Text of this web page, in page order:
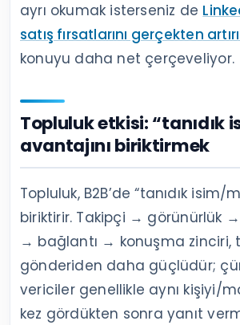
ayrı okumak isterseniz de
satış fırsatlarını gerçekten
konuyu daha net çerçeveliyor.
Topluluk etkisi: “tanıdık
avantajını biriktirmek
Topluluk, B2B’de “tanıdık isim/
biriktirir. Takipçi → görünürlük
→ bağlantı → konuşma zinciri,
gönderiden daha güçlüdür;
vericiler genellikle aynı kişiyi/
kez gördükten sonra yanıt